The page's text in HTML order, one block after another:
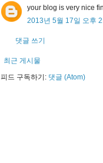
your blog is very nice
2013년 5월 17일 오후
댓글 쓰기
최근 게시물
피드 구독하기: 댓글 (Atom)